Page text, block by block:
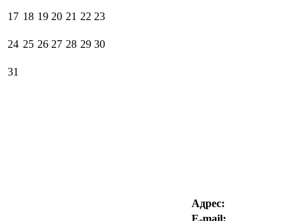
17 18 19 20 21 22 23
24 25 26 27 28 29 30
31
Адрес:
E-mail: